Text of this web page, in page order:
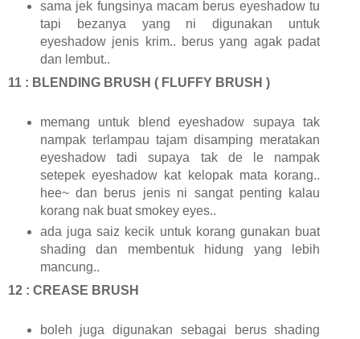
sama jek fungsinya macam berus eyeshadow tu
tapi bezanya yang ni digunakan untuk
eyeshadow jenis krim.. berus yang agak padat
dan lembut..
11 : BLENDING BRUSH ( FLUFFY BRUSH )
memang untuk blend eyeshadow supaya tak
nampak terlampau tajam disamping meratakan
eyeshadow tadi supaya tak de le nampak
setepek eyeshadow kat kelopak mata korang..
hee~ dan berus jenis ni sangat penting kalau
korang nak buat smokey eyes..
ada juga saiz kecik untuk korang gunakan buat
shading dan membentuk hidung yang lebih
mancung..
12 : CREASE BRUSH
boleh juga digunakan sebagai berus shading